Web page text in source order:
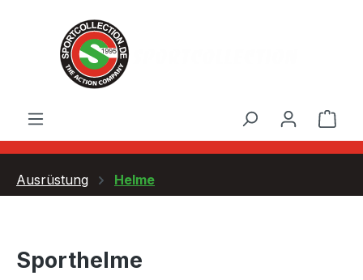
Zum Hauptinhalt springen
Ausrüstung Helme
Sporthelme